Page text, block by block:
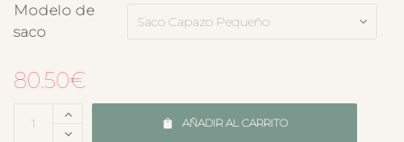
Modelo de
saco
80.50€
AÑADIR AL CARRITO